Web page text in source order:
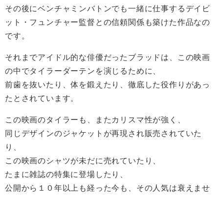
その後にベンチャミンバトンでも一緒に仕事するデイビ
ット・フュンチャー監督との信頼関係も築けた作品なの
です。
それまでアイドル的な俳優だったブラッドは、この映画
の中でタイラーダーテンを演じるために、
前歯を抜いたり、体を鍛えたり、徹底した役作りがあっ
たとされています。
この映画のタイラーも、またカリスマ性が強く、
同じデザインのジャケットが再現され販売されていた
り、
この映画のシャツが未だに売れていたり、
たまに雑誌の特集に登場したり、
公開から１０年以上も経った今も、その人気は衰えませ